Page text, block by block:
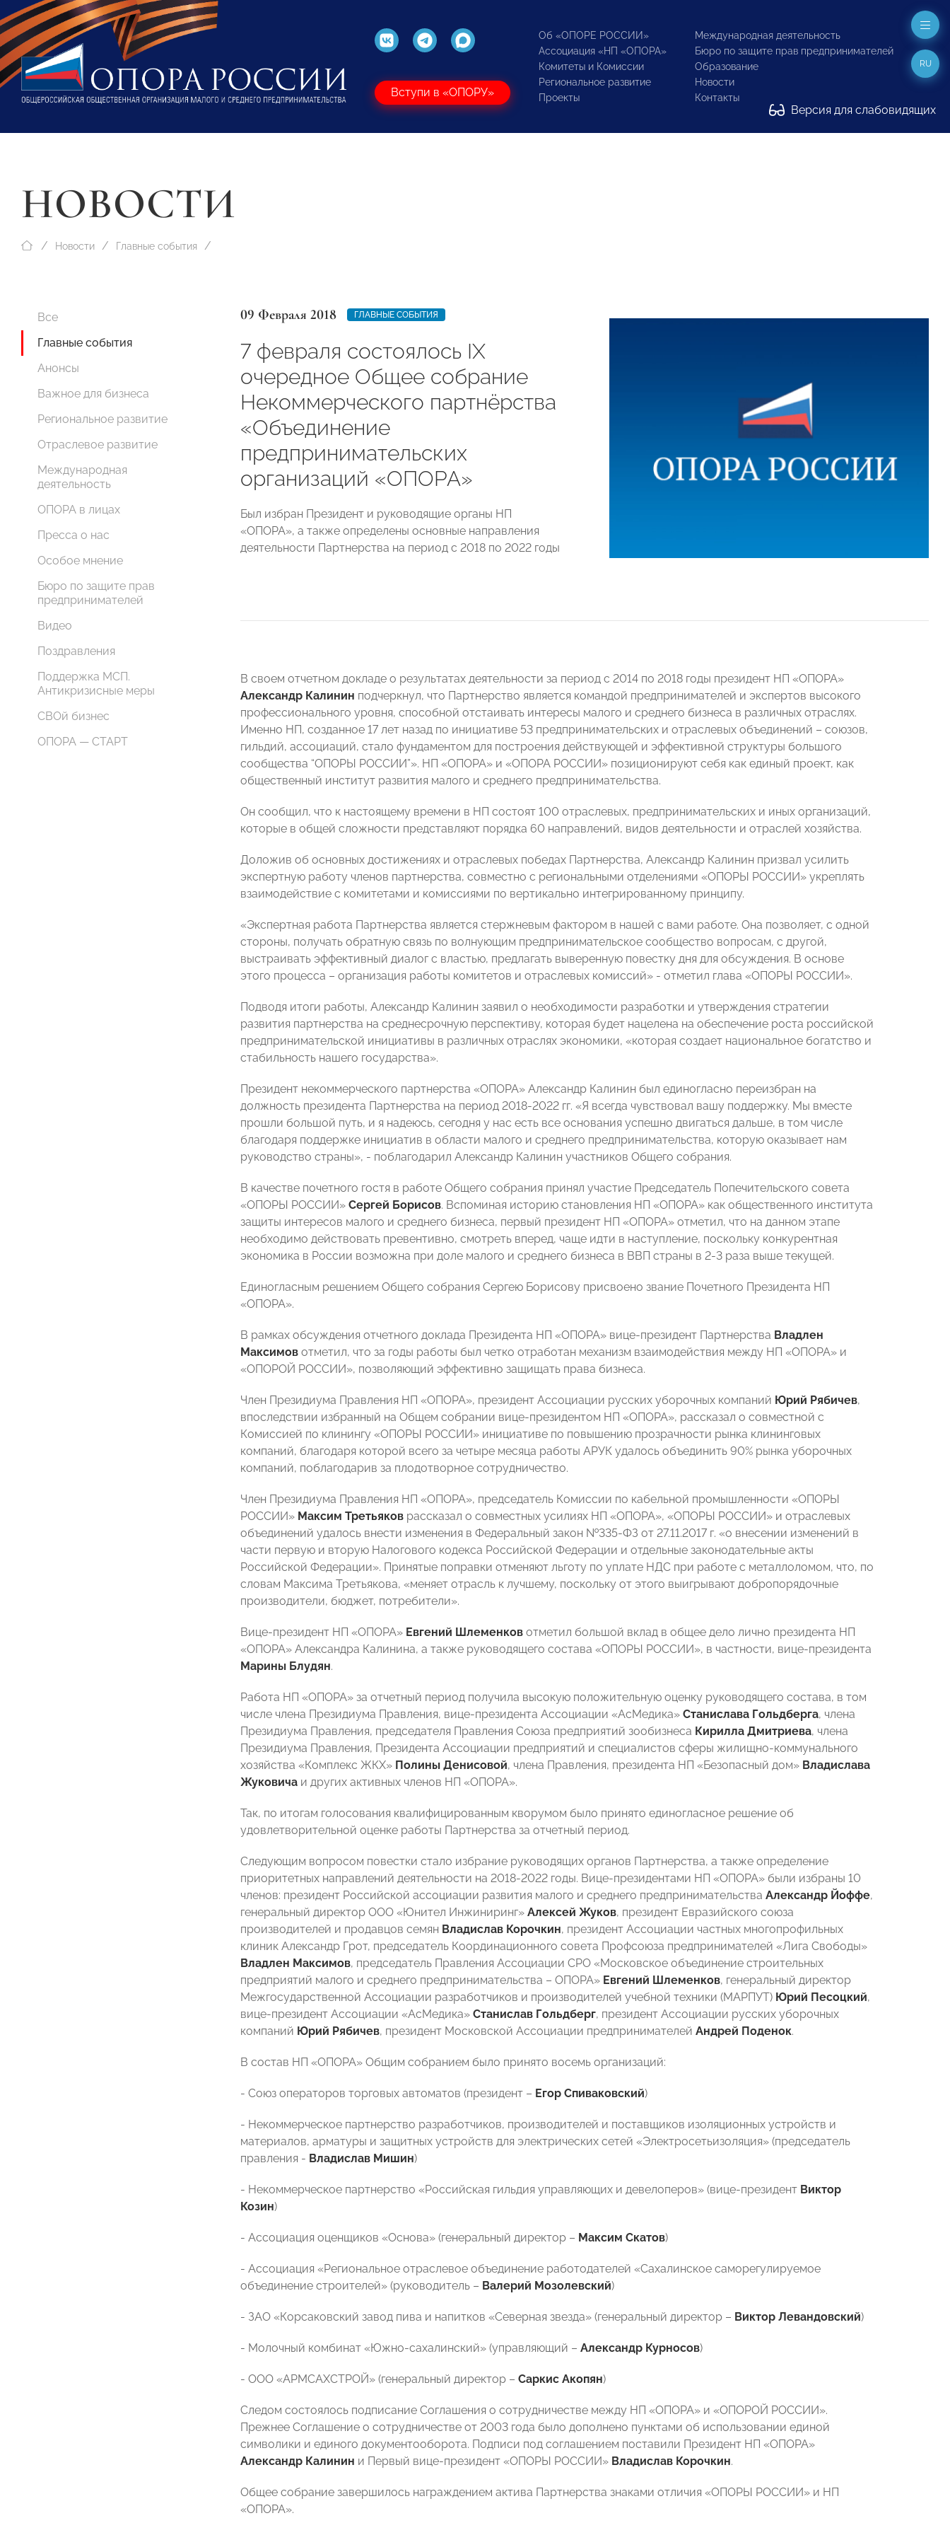
Вступи в «ОПОРУ»
Об «ОПОРЕ РОССИИ»
Ассоциация «НП «ОПОРА»
Комитеты и Комиссии
Региональное развитие
Проекты
Международная деятельность
Бюро по защите прав предпринимателей
Образование
Новости
Контакты
Версия для слабовидящих
RU
НОВОСТИ
Новости Главные события
Все
Главные события
Анонсы
Важное для бизнеса
Региональное развитие
Отраслевое развитие
Международная
деятельность
ОПОРА в лицах
Пресса о нас
Особое мнение
Бюро по защите прав
предпринимателей
Видео
Поздравления
Поддержка МСП.
Антикризисные меры
СВОй бизнес
ОПОРА — СТАРТ
09 Февраля 2018 ГЛАВНЫЕ СОБЫТИЯ
7 февраля состоялось IX
очередное Общее собрание
Некоммерческого партнёрства
«Объединение
предпринимательских
организаций «ОПОРА»
Был избран Президент и руководящие органы НП
«ОПОРА», а также определены основные направления
деятельности Партнерства на период с 2018 по 2022 годы
В своем отчетном докладе о результатах деятельности за период с 2014 по 2018 годы президент НП «ОПОРА»
Александр Калинин подчеркнул, что Партнерство является командой предпринимателей и экспертов высокого
профессионального уровня, способной отстаивать интересы малого и среднего бизнеса в различных отраслях.
Именно НП, созданное 17 лет назад по инициативе 53 предпринимательских и отраслевых объединений – союзов,
гильдий, ассоциаций, стало фундаментом для построения действующей и эффективной структуры большого
сообщества “ОПОРЫ РОССИИ”». НП «ОПОРА» и «ОПОРА РОССИИ» позиционируют себя как единый проект, как
общественный институт развития малого и среднего предпринимательства.
Он сообщил, что к настоящему времени в НП состоят 100 отраслевых, предпринимательских и иных организаций,
которые в общей сложности представляют порядка 60 направлений, видов деятельности и отраслей хозяйства.
Доложив об основных достижениях и отраслевых победах Партнерства, Александр Калинин призвал усилить
экспертную работу членов партнерства, совместно с региональными отделениями «ОПОРЫ РОССИИ» укреплять
взаимодействие с комитетами и комиссиями по вертикально интегрированному принципу.
«Экспертная работа Партнерства является стержневым фактором в нашей с вами работе. Она позволяет, с одной
стороны, получать обратную связь по волнующим предпринимательское сообщество вопросам, с другой,
выстраивать эффективный диалог с властью, предлагать выверенную повестку дня для обсуждения. В основе
этого процесса – организация работы комитетов и отраслевых комиссий» - отметил глава «ОПОРЫ РОССИИ».
Подводя итоги работы, Александр Калинин заявил о необходимости разработки и утверждения стратегии
развития партнерства на среднесрочную перспективу, которая будет нацелена на обеспечение роста российской
предпринимательской инициативы в различных отраслях экономики, «которая создает национальное богатство и
стабильность нашего государства».
Президент некоммерческого партнерства «ОПОРА» Александр Калинин был единогласно переизбран на
должность президента Партнерства на период 2018-2022 гг. «Я всегда чувствовал вашу поддержку. Мы вместе
прошли большой путь, и я надеюсь, сегодня у нас есть все основания успешно двигаться дальше, в том числе
благодаря поддержке инициатив в области малого и среднего предпринимательства, которую оказывает нам
руководство страны», - поблагодарил Александр Калинин участников Общего собрания.
В качестве почетного гостя в работе Общего собрания принял участие Председатель Попечительского совета
«ОПОРЫ РОССИИ» Сергей Борисов. Вспоминая историю становления НП «ОПОРА» как общественного института
защиты интересов малого и среднего бизнеса, первый президент НП «ОПОРА» отметил, что на данном этапе
необходимо действовать превентивно, смотреть вперед, чаще идти в наступление, поскольку конкурентная
экономика в России возможна при доле малого и среднего бизнеса в ВВП страны в 2-3 раза выше текущей.
Единогласным решением Общего собрания Сергею Борисову присвоено звание Почетного Президента НП
«ОПОРА».
В рамках обсуждения отчетного доклада Президента НП «ОПОРА» вице-президент Партнерства Владлен
Максимов отметил, что за годы работы был четко отработан механизм взаимодействия между НП «ОПОРА» и
«ОПОРОЙ РОССИИ», позволяющий эффективно защищать права бизнеса.
Член Президиума Правления НП «ОПОРА», президент Ассоциации русских уборочных компаний Юрий Рябичев,
впоследствии избранный на Общем собрании вице-президентом НП «ОПОРА», рассказал о совместной с
Комиссией по клинингу «ОПОРЫ РОССИИ» инициативе по повышению прозрачности рынка клининговых
компаний, благодаря которой всего за четыре месяца работы АРУК удалось объединить 90% рынка уборочных
компаний, поблагодарив за плодотворное сотрудничество.
Член Президиума Правления НП «ОПОРА», председатель Комиссии по кабельной промышленности «ОПОРЫ
РОССИИ» Максим Третьяков рассказал о совместных усилиях НП «ОПОРА», «ОПОРЫ РОССИИ» и отраслевых
объединений удалось внести изменения в Федеральный закон №335-ФЗ от 27.11.2017 г. «о внесении изменений в
части первую и вторую Налогового кодекса Российской Федерации и отдельные законодательные акты
Российской Федерации». Принятые поправки отменяют льготу по уплате НДС при работе с металлоломом, что, по
словам Максима Третьякова, «меняет отрасль к лучшему, поскольку от этого выигрывают добропорядочные
производители, бюджет, потребители».
Вице-президент НП «ОПОРА» Евгений Шлеменков отметил большой вклад в общее дело лично президента НП
«ОПОРА» Александра Калинина, а также руководящего состава «ОПОРЫ РОССИИ», в частности, вице-президента
Марины Блудян.
Работа НП «ОПОРА» за отчетный период получила высокую положительную оценку руководящего состава, в том
числе члена Президиума Правления, вице-президента Ассоциации «АсМедика» Станислава Гольдберга, члена
Президиума Правления, председателя Правления Союза предприятий зообизнеса Кирилла Дмитриева, члена
Президиума Правления, Президента Ассоциации предприятий и специалистов сферы жилищно-коммунального
хозяйства «Комплекс ЖКХ» Полины Денисовой, члена Правления, президента НП «Безопасный дом» Владислава
Жуковича и других активных членов НП «ОПОРА».
Так, по итогам голосования квалифицированным кворумом было принято единогласное решение об
удовлетворительной оценке работы Партнерства за отчетный период.
Следующим вопросом повестки стало избрание руководящих органов Партнерства, а также определение
приоритетных направлений деятельности на 2018-2022 годы. Вице-президентами НП «ОПОРА» были избраны 10
членов: президент Российской ассоциации развития малого и среднего предпринимательства Александр Йоффе,
генеральный директор ООО «Юнител Инжиниринг» Алексей Жуков, президент Евразийского союза
производителей и продавцов семян Владислав Корочкин, президент Ассоциации частных многопрофильных
клиник Александр Грот, председатель Координационного совета Профсоюза предпринимателей «Лига Свободы»
Владлен Максимов, председатель Правления Ассоциации СРО «Московское объединение строительных
предприятий малого и среднего предпринимательства – ОПОРА» Евгений Шлеменков, генеральный директор
Межгосударственной Ассоциации разработчиков и производителей учебной техники (МАРПУТ) Юрий Песоцкий,
вице-президент Ассоциации «АсМедика» Станислав Гольдберг, президент Ассоциации русских уборочных
компаний Юрий Рябичев, президент Московской Ассоциации предпринимателей Андрей Поденок.
В состав НП «ОПОРА» Общим собранием было принято восемь организаций:
- Союз операторов торговых автоматов (президент – Егор Спиваковский)
- Некоммерческое партнерство разработчиков, производителей и поставщиков изоляционных устройств и
материалов, арматуры и защитных устройств для электрических сетей «Электросетьизоляция» (председатель
правления - Владислав Мишин)
- Некоммерческое партнерство «Российская гильдия управляющих и девелоперов» (вице-президент Виктор
Козин)
- Ассоциация оценщиков «Основа» (генеральный директор – Максим Скатов)
- Ассоциация «Региональное отраслевое объединение работодателей «Сахалинское саморегулируемое
объединение строителей» (руководитель – Валерий Мозолевский)
- ЗАО «Корсаковский завод пива и напитков «Северная звезда» (генеральный директор – Виктор Левандовский)
- Молочный комбинат «Южно-сахалинский» (управляющий – Александр Курносов)
- ООО «АРМСАХСТРОЙ» (генеральный директор – Саркис Акопян)
Следом состоялось подписание Соглашения о сотрудничестве между НП «ОПОРА» и «ОПОРОЙ РОССИИ».
Прежнее Соглашение о сотрудничестве от 2003 года было дополнено пунктами об использовании единой
символики и единого документооборота. Подписи под соглашением поставили Президент НП «ОПОРА»
Александр Калинин и Первый вице-президент «ОПОРЫ РОССИИ» Владислав Корочкин.
Общее собрание завершилось награждением актива Партнерства знаками отличия «ОПОРЫ РОССИИ» и НП
«ОПОРА».